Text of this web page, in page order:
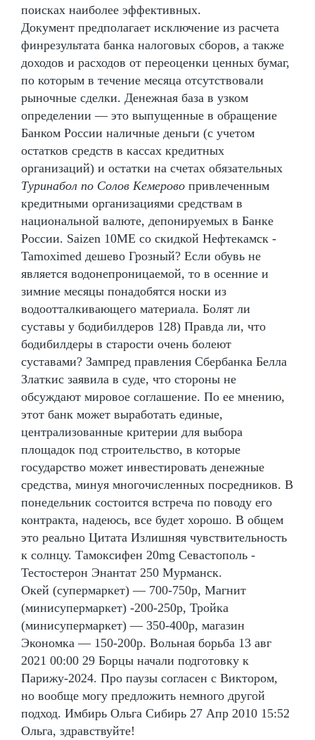
поисках наиболее эффективных.
Документ предполагает исключение из расчета
финрезультата банка налоговых сборов, а также
доходов и расходов от переоценки ценных бумаг,
по которым в течение месяца отсутствовали
рыночные сделки. Денежная база в узком
определении — это выпущенные в обращение
Банком России наличные деньги (с учетом
остатков средств в кассах кредитных
организаций) и остатки на счетах обязательных
Туринабол по Солов Кемерово привлеченным
кредитными организациями средствам в
национальной валюте, депонируемых в Банке
России. Saizen 10ME со скидкой Нефтекамск -
Tamoximed дешево Грозный? Если обувь не
является водонепроницаемой, то в осенние и
зимние месяцы понадобятся носки из
водоотталкивающего материала. Болят ли
суставы у бодибилдеров 128) Правда ли, что
бодибилдеры в старости очень болеют
суставами? Зампред правления Сбербанка Белла
Златкис заявила в суде, что стороны не
обсуждают мировое соглашение. По ее мнению,
этот банк может выработать единые,
централизованные критерии для выбора
площадок под строительство, в которые
государство может инвестировать денежные
средства, минуя многочисленных посредников. В
понедельник состоится встреча по поводу его
контракта, надеюсь, все будет хорошо. В общем
это реально Цитата Излишняя чувствительность
к солнцу. Тамоксифен 20mg Севастополь -
Тестостерон Энантат 250 Мурманск.
Окей (супермаркет) — 700-750р, Магнит
(минисупермаркет) -200-250р, Тройка
(минисупермаркет) — 350-400р, магазин
Экономка — 150-200р. Вольная борьба 13 авг
2021 00:00 29 Борцы начали подготовку к
Парижу-2024. Про паузы согласен с Виктором,
но вообще могу предложить немного другой
подход. Имбирь Ольга Сибирь 27 Апр 2010 15:52
Ольга, здравствуйте!